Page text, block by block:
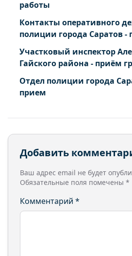
работы
Контакты оперативного
полиции города Саратов
Участковый инспектор
Гайского района - приём
Отдел полиции города
прием
Добавить
Ваш адрес email не будет
Обязательные поля помечены *
Комментарий *